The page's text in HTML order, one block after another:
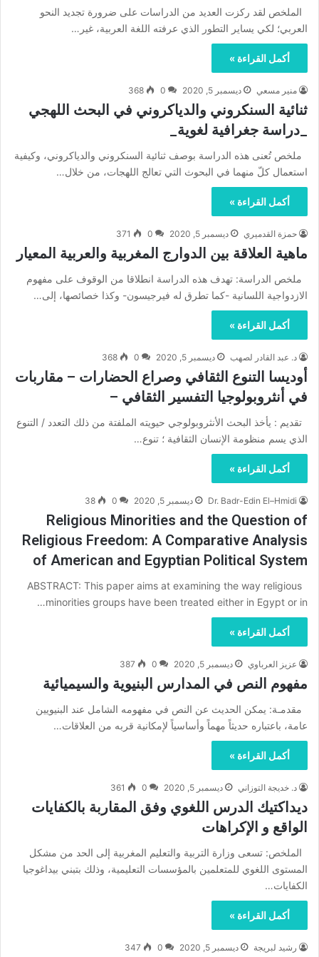
الملخص لقد ركزت العديد من الدراسات على ضرورة تجديد النحو
العربي؛ لكي يساير التطور الذي عرفته اللغة العربية، غير…
أكمل القراءة »
منير مسعي ديسمبر 5, 2020 0
368
ثنائية السنكروني والدياكروني في البحث اللهجي
_دراسة جغرافية لغوية_
ملخص تُعنى هذه الدراسة بوصف ثنائية السنكروني والدياكروني، وكيفية
استعمال كلّ منهما في البحوث التي تعالج اللهجات، من خلال…
أكمل القراءة »
حمزة القدميري ديسمبر 5, 2020 0
371
ماهية العلاقة بين الدوارج المغربية والعربية المعيار
ملخص الدراسة: تهدف هذه الدراسة انطلاقا من الوقوف على مفهوم
الازدواجية اللسانية -كما تطرق له فيرجيسون- وكذا خصائصها، إلى…
أكمل القراءة »
د. عبد القادر لصهب ديسمبر 5, 2020 0
368
أوديسا التنوع الثقافي وصراع الحضارات – مقاربات
في أنثروبولوجيا التفسير الثقافي –
تقديم : يأخذ البحث الأنثروبولوجي حيويته الملفتة من ذلك التعدد / التنوع
الذي يسم منظومة الإنسان الثقافية ؛ تنوع…
أكمل القراءة »
Dr. Badr-Edin El–Hmidi ديسمبر 5, 2020 0
38
Religious Minorities and the Question of
Religious Freedom: A Comparative Analysis
of American and Egyptian Political System
ABSTRACT: This paper aims at examining the way religious
minorities groups have been treated either in Egypt or in…
أكمل القراءة »
عزيز العرباوي ديسمبر 5, 2020 0
387
مفهوم النص في المدارس البنيوية والسيميائية
مقدمـة: يمكن الحديث عن النص في مفهومه الشامل عند البنيويين
عامة، باعتباره حديثاً مهماً وأساسياً لإمكانية قربه من العلاقات…
أكمل القراءة »
د. خديجة التوزاني ديسمبر 5, 2020 0
361
ديداكتيك الدرس اللغوي وفق المقاربة بالكفايات
الواقع و الإكراهات
الملخص: تسعى وزارة التربية والتعليم المغربية إلى الحد من مشكل
المستوى اللغوي للمتعلمين بالمؤسسات التعليمية، وذلك بتبني بيداغوجيا
الكفايات…
أكمل القراءة »
رشيد لبريجة ديسمبر 5, 2020 0
347